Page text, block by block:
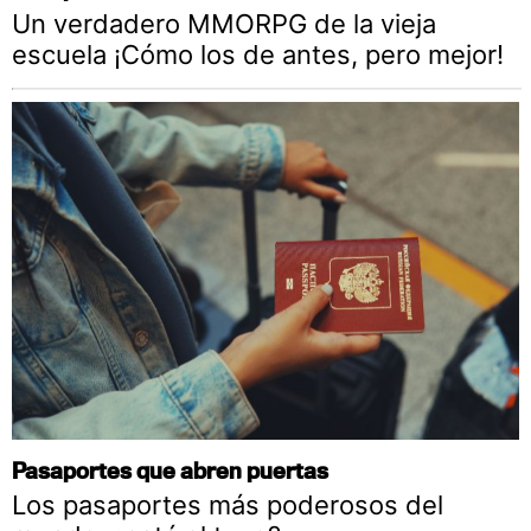
Un verdadero MMORPG de la vieja
escuela ¡Cómo los de antes, pero mejor!
Pasaportes que abren puertas
Los pasaportes más poderosos del